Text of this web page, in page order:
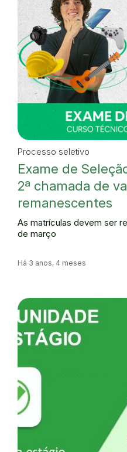
Processo seletivo
Exame de
2ª chamada de
remanescentes
As matrículas devem ser
de março
Há 3 anos, 4 meses